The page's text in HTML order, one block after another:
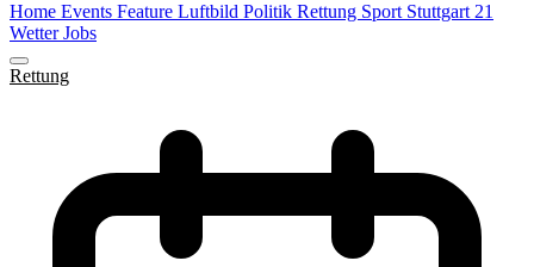
Home Events Feature Luftbild Politik Rettung Sport Stuttgart 21
WetterJobs
Rettung